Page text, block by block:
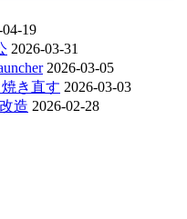
04-19
2026-03-31
2026-03-05
き直す 2026-03-03
造 2026-02-28